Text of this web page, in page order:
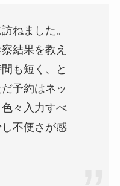
ねました。
結果を教え
も短く、と
予約はネッ
々入力すべ
不便さが感